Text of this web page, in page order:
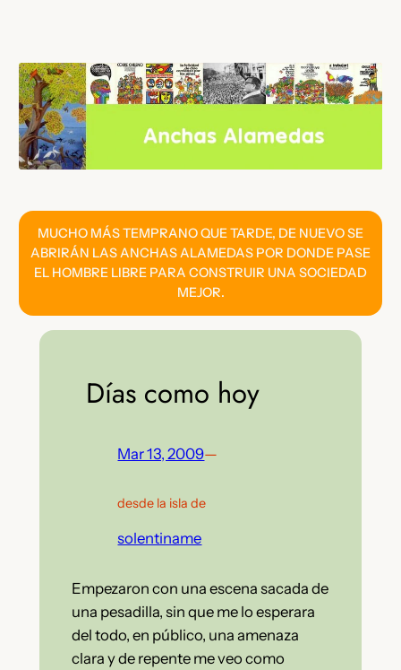
contenido
MUCHO MÁS TEMPRANO QUE TARDE, DE NUEVO SE
ABRIRÁN LAS ANCHAS ALAMEDAS POR DONDE PASE
EL HOMBRE LIBRE PARA CONSTRUIR UNA SOCIEDAD
MEJOR.
Días como hoy
Mar 13, 2009—
desde la isla de
solentiname
Empezaron con una escena sacada de
una pesadilla, sin que me lo esperara
del todo, en público, una amenaza
clara y de repente me veo como